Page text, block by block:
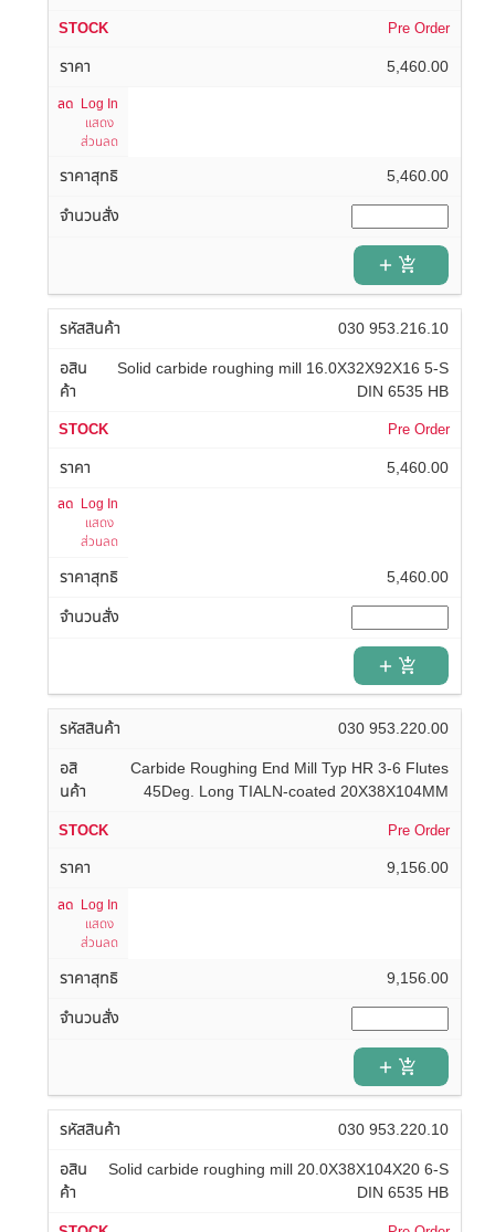
Pre Order
5,460.00
Log In
แสดง
ส่วนลด
5,460.00
add_shopping_cart
030 953.216.10
Solid carbide roughing mill 16.0X32X92X16 5-S
DIN 6535 HB
Pre Order
5,460.00
Log In
แสดง
ส่วนลด
5,460.00
add_shopping_cart
030 953.220.00
Carbide Roughing End Mill Typ HR 3-6 Flutes
45Deg. Long TIALN-coated 20X38X104MM
Pre Order
9,156.00
Log In
แสดง
ส่วนลด
9,156.00
add_shopping_cart
030 953.220.10
Solid carbide roughing mill 20.0X38X104X20 6-S
DIN 6535 HB